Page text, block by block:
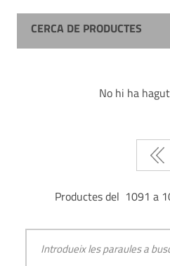
CERCA DE PRODUCTES
No hi ha
Productes del 1091 a